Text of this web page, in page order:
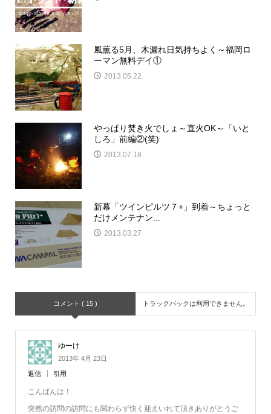
風薫る5月、木漏れ日気持ちよく～福岡ロ
ーマン無料デイ①
2013.05.22
やっぱり焚き火でしょ～直火OK～「いと
しろ」前編②(笑)
2013.07.18
新幕「ツインピルツ７+」到着～ちょっと
だけメンテナン...
2013.03.27
コメント ( 15 ) トラックバックは利用できません。
ゆーけ
2013年 4月 23日
返信 引用
こんばんは！
突然の訪問の訪問にも関わらず快く迎えいれて頂きありがとうご